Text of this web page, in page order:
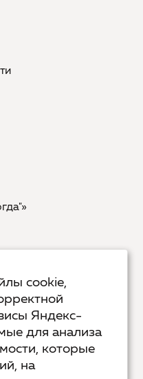
точки... и
cookie,
Яндекс-
для анализа
которые
на